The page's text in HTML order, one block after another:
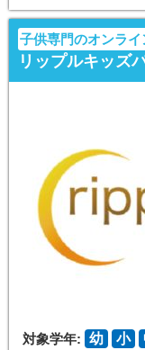
子供専門のオンライ
リップルキッズ
対象学年: 幼 小